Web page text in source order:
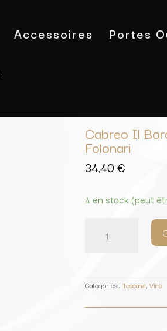
Accessoires Portes
Cabreo Il
Folonari
34,40€
4 en stock (peut
Cabreo
IGT
/
Folonari
Catégories :Toscane,Vins